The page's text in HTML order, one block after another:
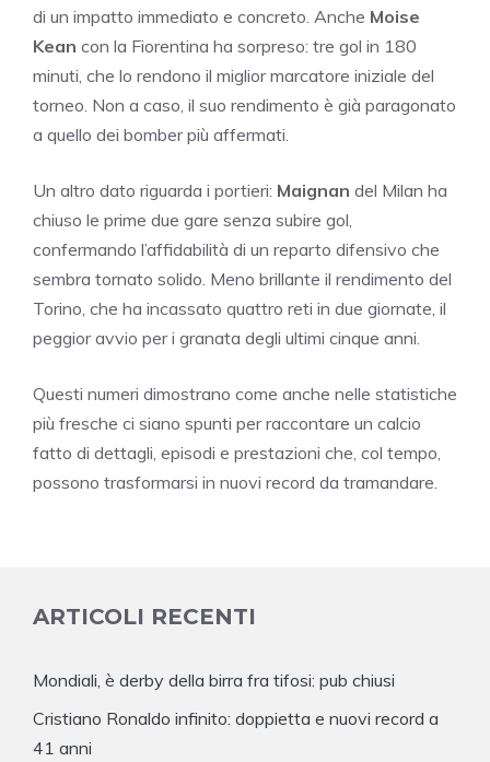
di un impatto immediato e concreto. Anche Moise
Kean con la Fiorentina ha sorpreso: tre gol in 180
minuti, che lo rendono il miglior marcatore iniziale del
torneo. Non a caso, il suo rendimento è già paragonato
a quello dei bomber più affermati.
Un altro dato riguarda i portieri: Maignan del Milan ha
chiuso le prime due gare senza subire gol,
confermando l’affidabilità di un reparto difensivo che
sembra tornato solido. Meno brillante il rendimento del
Torino, che ha incassato quattro reti in due giornate, il
peggior avvio per i granata degli ultimi cinque anni.
Questi numeri dimostrano come anche nelle statistiche
più fresche ci siano spunti per raccontare un calcio
fatto di dettagli, episodi e prestazioni che, col tempo,
possono trasformarsi in nuovi record da tramandare.
ARTICOLI RECENTI
Mondiali, è derby della birra fra tifosi: pub chiusi
Cristiano Ronaldo infinito: doppietta e nuovi record a
41 anni